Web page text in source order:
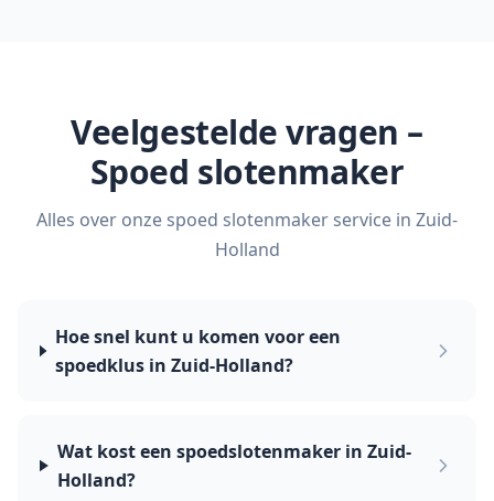
Veelgestelde vragen –
Spoed slotenmaker
Alles over onze spoed slotenmaker service in Zuid-
Holland
Hoe snel kunt u komen voor een
spoedklus in Zuid-Holland?
Wat kost een spoedslotenmaker in Zuid-
Holland?